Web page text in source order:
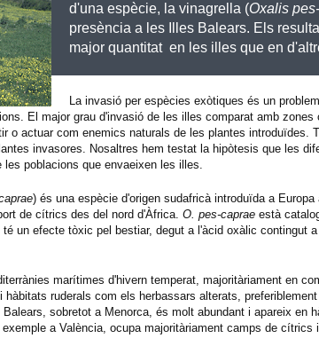
d'una espècie, la vinagrella (Oxalis
presència a les Illes Balears. Els
major quantitat en les illes que en
La invasió per espècies exòtiques és un
El major grau d'invasió de les illes comparat amb
o actuar com enemics naturals de les plantes introduïdes.
invasores. Nosaltres hem testat la hipòtesis que les
poblacions que envaeixen les illes.
) és una espècie d'origen sudafricà introduïda a
de cítrics des del nord d'Àfrica. O. pes-caprae està
un efecte tòxic pel bestiar, degut a l'àcid oxàlic contingut
marítimes d'hivern temperat, majoritàriament en
ruderals com els herbassars alterats,
sobretot a Menorca, és molt abundant i apareix en
a València, ocupa majoritàriament camps de cítrics